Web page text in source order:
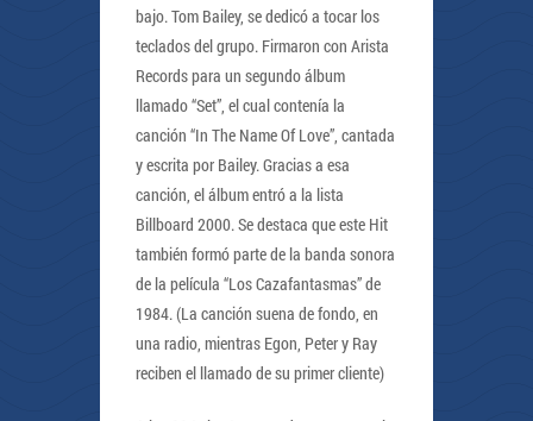
bajo. Tom Bailey, se dedicó a tocar los
teclados del grupo. Firmaron con Arista
Records para un segundo álbum
llamado “Set”, el cual contenía la
canción “In The Name Of Love”, cantada
y escrita por Bailey. Gracias a esa
canción, el álbum entró a la lista
Billboard 2000. Se destaca que este Hit
también formó parte de la banda sonora
de la película “Los Cazafantasmas” de
1984. (La canción suena de fondo, en
una radio, mientras Egon, Peter y Ray
reciben el llamado de su primer cliente)